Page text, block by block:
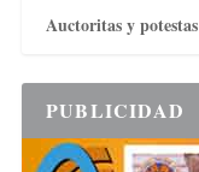
Auctoritas y potestas
PUBLICIDAD